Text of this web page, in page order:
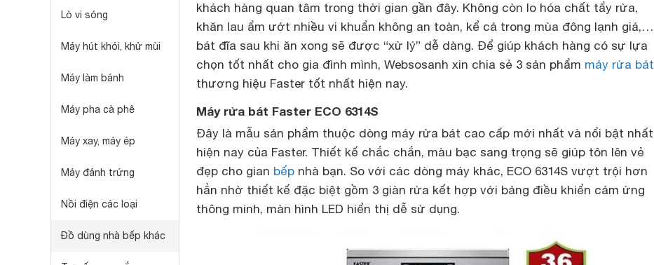
Lò vi sóng
Máy hút khói, khử mùi
Máy làm bánh
Máy pha cà phê
Máy xay, máy ép
Máy đánh trứng
Nồi điện các loại
Đồ dùng nhà bếp khác
khách hàng quan tâm trong thời gian gần đây. Không còn lo hóa chất tẩy rửa,
khăn lau ẩm ướt nhiều vi khuẩn không an toàn, kể cả trong mùa đông lạnh giá,…
bát đĩa sau khi ăn xong sẽ được “xử lý” dễ dàng. Để giúp khách hàng có sự lựa
chọn tốt nhất cho gia đình mình, Websosanh xin chia sẻ 3 sản phẩm máy rửa bát
thương hiệu Faster tốt nhất hiện nay.
Máy rửa bát Faster ECO 6314S
Đây là mẫu sản phẩm thuộc dòng máy rửa bát cao cấp mới nhất và nổi bật nhất
hiện nay của Faster. Thiết kế chắc chắn, màu bạc sang trọng sẽ giúp tôn lên vẻ
đẹp cho gian bếp nhà bạn. So với các dòng máy khác, ECO 6314S vượt trội hơn
hẳn nhờ thiết kế đặc biệt gồm 3 giàn rửa kết hợp với bảng điều khiển cảm ứng
thông minh, màn hình LED hiển thị dễ sử dụng.